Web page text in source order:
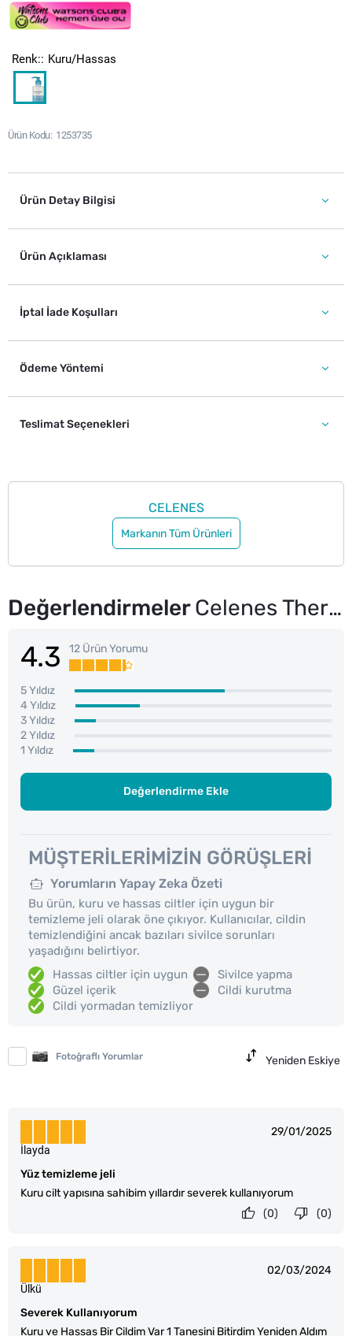
Ürün Kodu 1253735
Renk: Kuru/Hassas
Ürün Detay Bilgisi
Ürün Açıklaması
İptal İade Koşulları
Ödeme Yöntemi
Teslimat Seçenekleri
CELENES
Markanın Tüm Ürünleri
DeğerlendirmelerCelenes Thermal Yüz Temizleme Jeli Kuru ve Hassas Ciltler 250 ml
4.3 12 Ürün Yorumu
5 Yıldız
4 Yıldız
3 Yıldız
2 Yıldız
1 Yıldız
Değerlendirme Ekle
MÜŞTERILERIMIZIN GÖRÜŞLERI
Yorumların Yapay Zeka Özeti
Bu ürün, kuru ve hassas ciltler için uygun bir
temizleme jeli olarak öne çıkıyor. Kullanıcılar, cildin
temizlendiğini ancak bazıları sivilce sorunları
yaşadığını belirtiyor.
Hassas ciltler için uygun
Güzel içerik
Cildi yormadan temizliyor
Sivilce yapma
Cildi kurutma
Fotoğraflı Yorumlar Yeniden Eskiye
29/01/2025
Yüz temizleme jeli
Kuru cilt yapısına sahibim yıllardır severek kullanıyorum
İlayda
(0)
(0)
02/03/2024
Severek Kullanıyorum
Kuru ve Hassas Bir Cildim Var 1 Tanesini Bitirdim Yeniden Aldım
Ülkü